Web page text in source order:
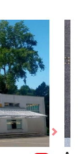
Next